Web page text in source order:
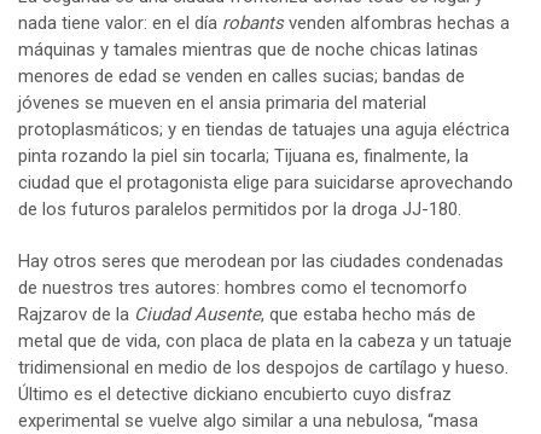
nada tiene valor: en el día robantsvenden alfombras hechas a
máquinas y tamales mientras que de noche chicas latinas
menores de edad se venden en calles sucias; bandas de
jóvenes se mueven en el ansia primaria del material
protoplasmáticos; y en tiendas de tatuajes una aguja eléctrica
pinta rozando la piel sin tocarla; Tijuana es, finalmente, la
ciudad que el protagonista elige para suicidarse aprovechando
de los futuros paralelos permitidos por la droga JJ-180.
Hay otros seres que merodean por las ciudades condenadas
de nuestros tres autores: hombres como el tecnomorfo
Rajzarov de la Ciudad Ausente, que estaba hecho más de
metal que de vida, con placa de plata en la cabeza y un tatuaje
tridimensional en medio de los despojos de cartílago y hueso.
Último es el detective dickiano encubierto cuyo disfraz
experimental se vuelve algo similar a una nebulosa, “masa